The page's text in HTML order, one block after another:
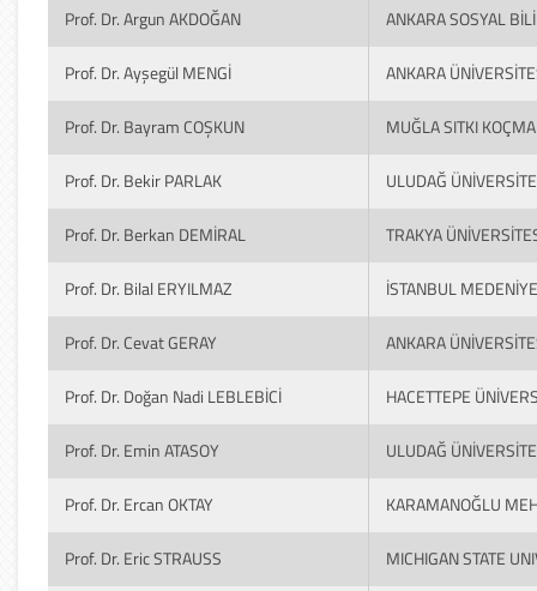
Prof. Dr. Argun AKDOĞAN ANKARA SOSYAL
Prof. Dr. Ayşegül MENGİ ANKARA
Prof. Dr. Bayram COŞKUN MUĞLA SITKI
Prof. Dr. Bekir PARLAK ULUDAĞ
Prof. Dr. Berkan DEMİRAL TRAKYA
Prof. Dr. Bilal ERYILMAZ İSTANBUL
Prof. Dr. Cevat GERAY ANKARA
Prof. Dr. Doğan Nadi LEBLEBİCİ HACETTEPE
Prof. Dr. Emin ATASOY ULUDAĞ
Prof. Dr. Ercan OKTAY KARAMANOĞLU
Prof. Dr. Eric STRAUSS MICHIGAN STATE